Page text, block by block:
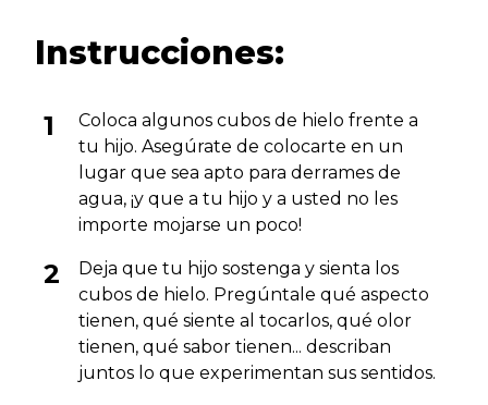
Instrucciones:
Coloca algunos cubos de hielo frente a
tu hijo. Asegúrate de colocarte en un
lugar que sea apto para derrames de
agua, ¡y que a tu hijo y a usted no les
importe mojarse un poco!
Deja que tu hijo sostenga y sienta los
cubos de hielo. Pregúntale qué aspecto
tienen, qué siente al tocarlos, qué olor
tienen, qué sabor tienen... describan
juntos lo que experimentan sus sentidos.